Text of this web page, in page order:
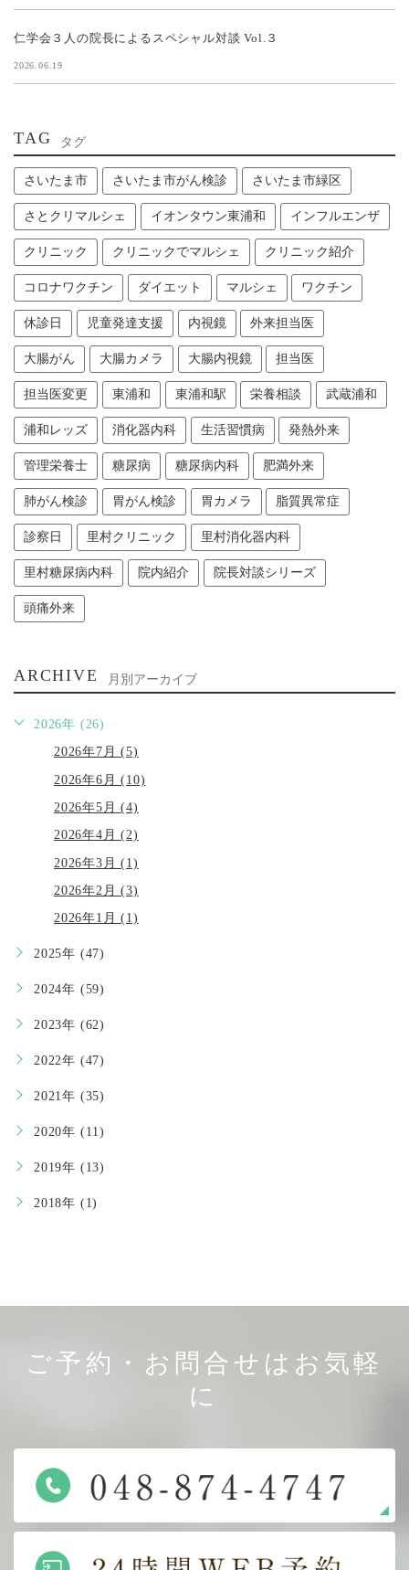
仁学会３人の院長によるスペシャル対談 Vol.３
2026.06.19
TAG タグ
さいたま市 さいたま市がん検診 さいたま市緑区
さとクリマルシェ イオンタウン東浦和 インフルエンザ
クリニック クリニックでマルシェ クリニック紹介
コロナワクチン ダイエット マルシェ ワクチン
休診日 児童発達支援 内視鏡 外来担当医
大腸がん 大腸カメラ 大腸内視鏡 担当医
担当医変更 東浦和 東浦和駅 栄養相談 武蔵浦和
浦和レッズ 消化器内科 生活習慣病 発熱外来
管理栄養士 糖尿病 糖尿病内科 肥満外来
肺がん検診 胃がん検診 胃カメラ 脂質異常症
診察日 里村クリニック 里村消化器内科
里村糖尿病内科 院内紹介 院長対談シリーズ
頭痛外来
ARCHIVE 月別アーカイブ
2026年 (26)
2026年7月 (5)
2026年6月 (10)
2026年5月 (4)
2026年4月 (2)
2026年3月 (1)
2026年2月 (3)
2026年1月 (1)
2025年 (47)
2024年 (59)
2023年 (62)
2022年 (47)
2021年 (35)
2020年 (11)
2019年 (13)
2018年 (1)
ご予約・お問合せはお気軽
に